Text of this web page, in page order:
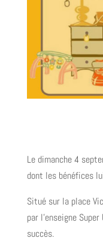
Le dimanche 4
dont les bénéfices
Situé sur la place
par l’enseigne
succès.